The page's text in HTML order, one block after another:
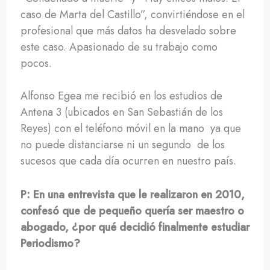
caso de Marta del Castillo”, convirtiéndose en el
profesional que más datos ha desvelado sobre
este caso. Apasionado de su trabajo como
pocos.
Alfonso Egea me recibió en los estudios de
Antena 3 (ubicados en San Sebastián de los
Reyes) con el teléfono móvil en la mano ya que
no puede distanciarse ni un segundo de los
sucesos que cada día ocurren en nuestro país.
P: En una entrevista que le realizaron en 2010,
confesó que de pequeño quería ser maestro o
abogado, ¿por qué decidió finalmente estudiar
Periodismo?